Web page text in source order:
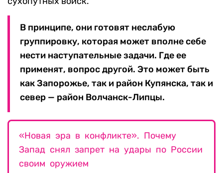
В принципе, они готовят неслабую
группировку, которая может вполне себе
нести наступательные задачи. Где ее
применят, вопрос другой. Это может быть
как Запорожье, так и район Купянска, так и
север — район Волчанск-Липцы.
«Новая эра в конфликте». Почему
Запад снял запрет на удары по России
своим оружием